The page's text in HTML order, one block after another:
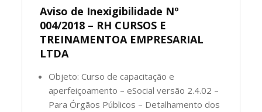
Aviso de Inexigibilidade Nº
004/2018 – RH CURSOS E
TREINAMENTOA EMPRESARIAL
LTDA
Objeto: Curso de capacitação e
aperfeiçoamento – eSocial versão 2.4.02 –
Para Órgãos Públicos – Detalhamento dos